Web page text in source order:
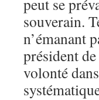
peut se
souverain.
n’émanant
président
volonté